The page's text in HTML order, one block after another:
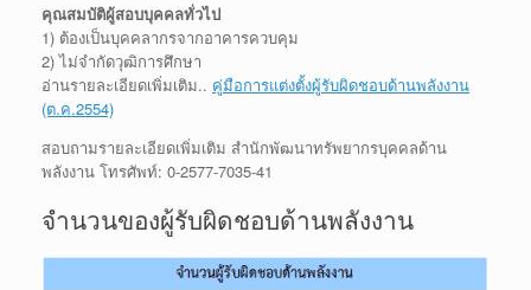
คุณสมบัติผู้สอบบุคคลทั่วไป
1) ต้องเป็นบุคคลากรจากอาคารควบคุม
2) ไม่จำกัดวุฒิการศึกษา
อ่านรายละเอียดเพิ่มเติม.. คู่มือการแต่งตั้งผู้รับผิดชอบด้านพลังงาน
(ต.ค.2554)
สอบถามรายละเอียดเพิ่มเติม สำนักพัฒนาทรัพยากรบุคคลด้าน
พลังงาน โทรศัพท์: 0-2577-7035-41
จำนวนของผู้รับผิดชอบด้านพลังงาน